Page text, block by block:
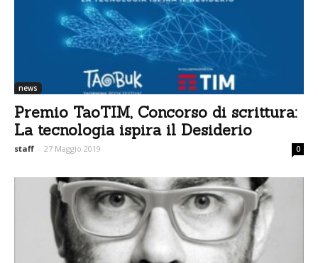
news
Premio TaoTIM, Concorso di scrittura:
La tecnologia ispira il Desiderio
staff - 27 Maggio 2019 0